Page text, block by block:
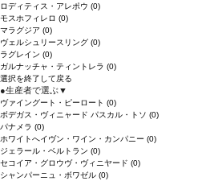
ロディティス・アレポウ (0)
モスホフィレロ (0)
マラグジア (0)
ヴェルシュリースリング (0)
ラグレイン (0)
ガルナッチャ・ティントレラ (0)
選択を終了して戻る
●生産者で選ぶ▼
ヴァイングート・ピーロート (0)
ボデガス・ヴィニャード パスカル・トソ (0)
パナメラ (0)
ホワイトへイヴン・ワイン・カンパニー (0)
ジェラール・ベルトラン (0)
セコイア・グロウヴ・ヴィニヤード (0)
シャンパーニュ・ボワゼル (0)